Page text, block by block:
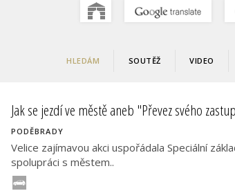
.
HLEDÁM SOUTĚŽ VIDEO
Jak se jezdí ve městě aneb "Převez svého
PODĚBRADY
Velice zajímavou akci uspořádala Speciální
spolupráci s městem..